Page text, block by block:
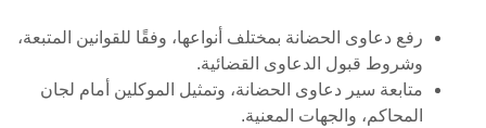
رفع دعاوى الحضانة بمختلف أنواعها، وفقًا للقوانين المتبعة،
وشروط قبول الدعاوى القضائية.
متابعة سير دعاوى الحضانة، وتمثيل الموكلين أمام لجان
المحاكم، والجهات المعنية.